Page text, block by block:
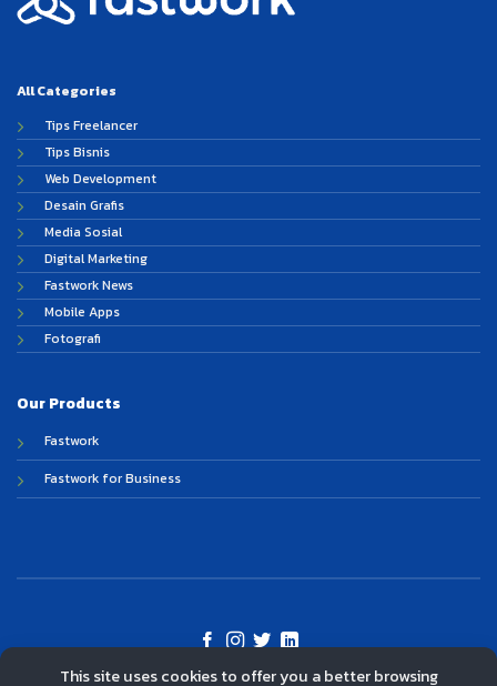
All Categories
Tips Freelancer
Tips Bisnis
Web Development
Desain Grafis
Media Sosial
Digital Marketing
Fastwork News
Mobile Apps
Fotografi
Our Products
Fastwork
Fastwork for Business
©
This site uses cookies to offer you a better browsing